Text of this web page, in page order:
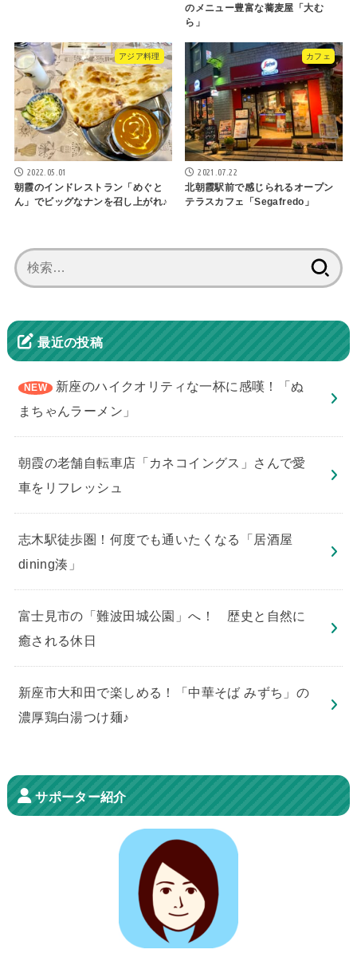
のメニュー豊富な蕎麦屋「大む
ら」
アジア料理
2022.05.01
朝霞のインドレストラン「めぐと
ん」でビッグなナンを召し上がれ♪
カフェ
2021.07.22
北朝霞駅前で感じられるオープン
テラスカフェ「Segafredo」
索:
最近の投稿
新座のハイクオリティな一杯に感嘆！「ぬ
まちゃんラーメン」
朝霞の老舗自転車店「カネコイングス」さんで愛
車をリフレッシュ
志木駅徒歩圏！何度でも通いたくなる「居酒屋
dining湊」
​富士見市の「難波田城公園」へ！ 歴史と自然に
癒される休日
新座市大和田で楽しめる！「中華そば みずち」の
濃厚鶏白湯つけ麺♪
サポーター紹介